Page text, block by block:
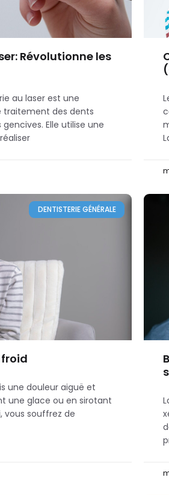
Révolutionne les
au laser est une
des dents
Elle utilise une
DENTISTERIE GÉNÉRALE
une douleur aiguë et
une glace ou en sirotant
vous souffrez de